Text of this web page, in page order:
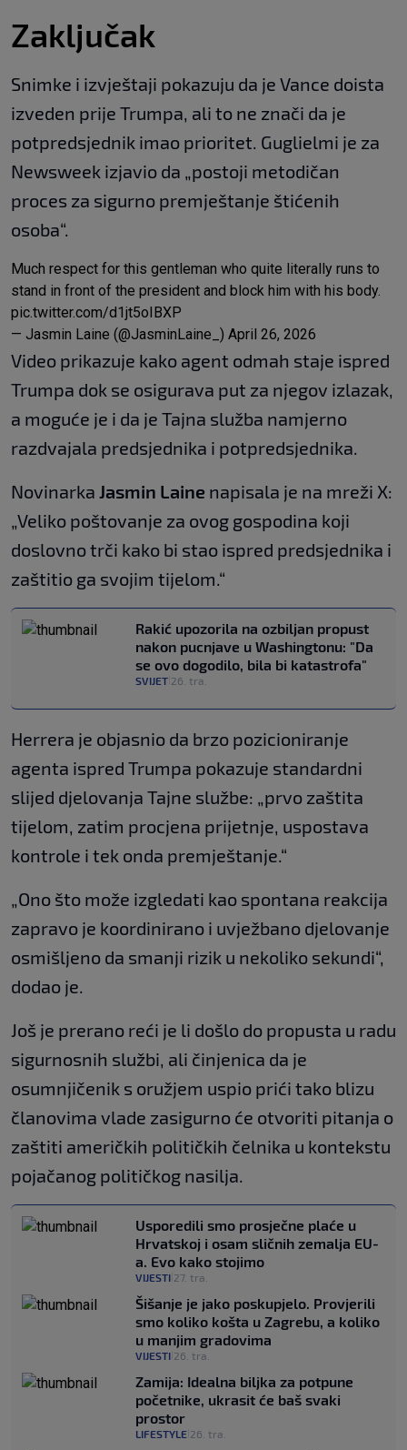
Zaključak
Snimke i izvještaji pokazuju da je Vance doista
izveden prije Trumpa, ali to ne znači da je
potpredsjednik imao prioritet. Guglielmi je za
Newsweek izjavio da „postoji metodičan
proces za sigurno premještanje štićenih
osoba“.
Much respect for this gentleman who quite literally runs to
stand in front of the president and block him with his body.
pic.twitter.com/d1jt5oIBXP
— Jasmin Laine (@JasminLaine_) April 26, 2026
Video prikazuje kako agent odmah staje ispred
Trumpa dok se osigurava put za njegov izlazak,
a moguće je i da je Tajna služba namjerno
razdvajala predsjednika i potpredsjednika.
Novinarka Jasmin Laine napisala je na mreži X:
„Veliko poštovanje za ovog gospodina koji
doslovno trči kako bi stao ispred predsjednika i
zaštitio ga svojim tijelom.“
Rakić upozorila na ozbiljan propust
nakon pucnjave u Washingtonu: "Da
se ovo dogodilo, bila bi katastrofa"
SVIJET 26. tra.
Herrera je objasnio da brzo pozicioniranje
agenta ispred Trumpa pokazuje standardni
slijed djelovanja Tajne službe: „prvo zaštita
tijelom, zatim procjena prijetnje, uspostava
kontrole i tek onda premještanje.“
„Ono što može izgledati kao spontana reakcija
zapravo je koordinirano i uvježbano djelovanje
osmišljeno da smanji rizik u nekoliko sekundi“,
dodao je.
Još je prerano reći je li došlo do propusta u radu
sigurnosnih službi, ali činjenica da je
osumnjičenik s oružjem uspio prići tako blizu
članovima vlade zasigurno će otvoriti pitanja o
zaštiti američkih političkih čelnika u kontekstu
pojačanog političkog nasilja.
Usporedili smo prosječne plaće u
Hrvatskoj i osam sličnih zemalja EU-
a. Evo kako stojimo
VIJESTI 27. tra.
Šišanje je jako poskupjelo. Provjerili
smo koliko košta u Zagrebu, a koliko
u manjim gradovima
VIJESTI 26. tra.
Zamija: Idealna biljka za potpune
početnike, ukrasit će baš svaki
prostor
LIFESTYLE 26. tra.